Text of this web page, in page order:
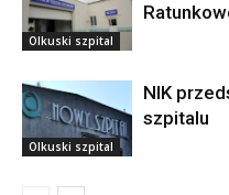
Olkuski szpital
Olkuski szpital
NIK
szpitalu